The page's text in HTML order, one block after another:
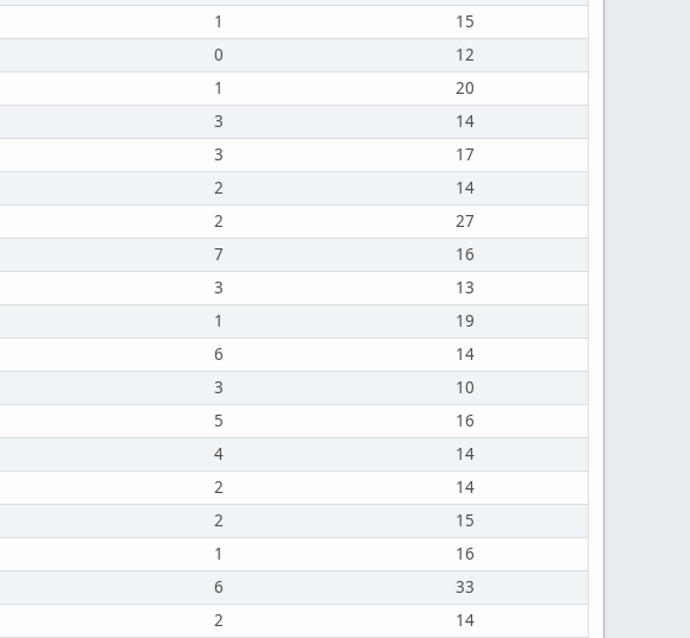
1
15
0
12
1
20
3
14
3
17
2
14
2
27
7
16
3
13
1
19
6
14
3
10
5
16
4
14
2
14
2
15
1
16
6
33
2 14